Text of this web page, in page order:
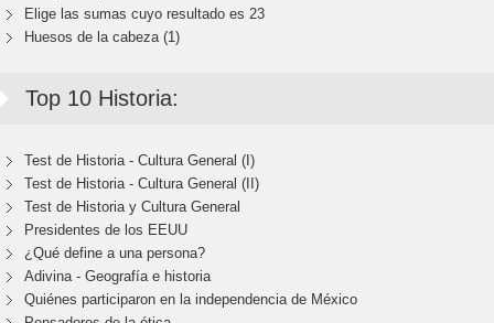
Elige las sumas cuyo resultado es 23
Huesos de la cabeza (1)
Top 10 Historia:
Test de Historia - Cultura General (I)
Test de Historia - Cultura General (II)
Test de Historia y Cultura General
Presidentes de los EEUU
¿Qué define a una persona?
Adivina - Geografía e historia
Quiénes participaron en la independencia de México